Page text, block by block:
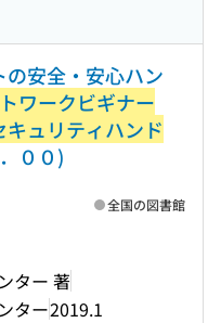
安全・安心ハン
ワークビギナー
ュリティハンド
００)
ター 著
ター2019.1
全国の図書館